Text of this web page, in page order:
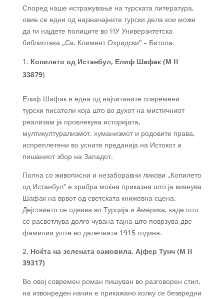
Според наше истражување на турската литература,
овие се едни од најзначајните турски дела кои може
да ги најдете полиците во НУ Универзитетска
библиотека „Св. Климент Охридски“ – Битола.
Копилето од Истанбул, Елиф Шафак (М II
33879)
Елиф Шафак е една од најчитаните современи
турски писатели која што во духот на мистичниот
реализам ја провлекува историјата,
мултикултурализмот, хуманизмот и родовите права,
испреплетени во усните преданија на Истокот и
пишаниот збор на Западот.
Полна со живописни и незаборавни ликови „Копилето
од Истанбул“ е храбра моќна приказна што ја вивнува
Шафак на врвот од светската книжевна сцена.
Дејствието се одвива во Турција и Америка, каде што
се расветлува долго чувана тајна што поврзува две
фамилии уште во далечната 1915 година.
2. Ноќта на зелената самовила, Ајфер Тунч (М II
39317)
Во овој современ роман пишуван во разговорен стил,
на извонреден начин е прикажано колку се безвредни